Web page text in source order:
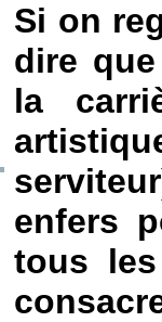
Si on
dire
la
enfers
tous